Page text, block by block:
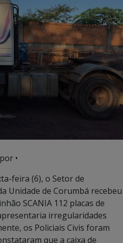
•
feira (6), o Setor de
Unidade de Corumbá recebeu
SCANIA 112 placas de
irregularidades
os Policiais Civis foram
que a caixa de